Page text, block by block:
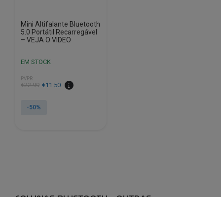
Mini Altifalante Bluetooth
5.0 Portátil Recarregável
– VEJA O VIDEO
EM STOCK
PVPR
€22.99
O
original
€11.50
O
atual
-50%